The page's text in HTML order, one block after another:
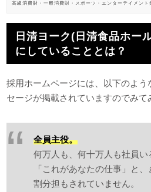
高級消費財・一般消費財・スポーツ・エンターテイメント
日清ヨーク(日清食品ホー
にしていることとは？
採用ホームページには、以下のよう
セージが掲載されていますのでみて
全員主役。
何万人も、何十万人も社員い
「これがあなたの仕事」と
割分担もされていません。